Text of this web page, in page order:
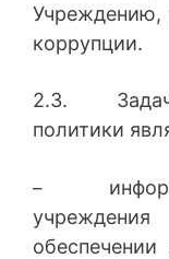
коррупции.
2.3.
политики
–